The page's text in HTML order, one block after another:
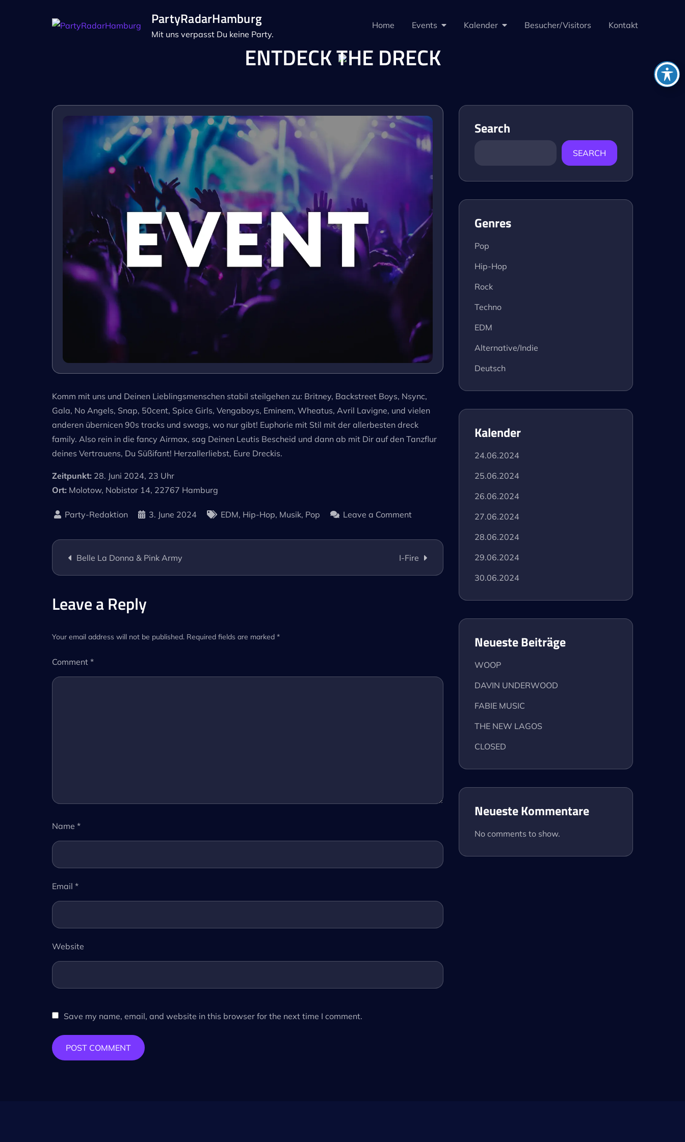
PartyRadarHamburg
Mit uns verpasst Du keine Party.
Home Events Kalender Besucher/Visitors Kontakt
ENTDECK THE DRECK
Komm mit uns und Deinen Lieblingsmenschen stabil steilgehen zu: Britney, Backstreet Boys, Nsync,
Gala, No Angels, Snap, 50cent, Spice Girls, Vengaboys, Eminem, Wheatus, Avril Lavigne, und vielen
anderen übernicen 90s tracks und swags, wo nur gibt! Euphorie mit Stil mit der allerbesten dreck
family. Also rein in die fancy Airmax, sag Deinen Leutis Bescheid und dann ab mit Dir auf den Tanzflur
deines Vertrauens, Du Süßifant! Herzallerliebst, Eure Dreckis.
Zeitpunkt: 28. Juni 2024, 23 Uhr
Ort: Molotow, Nobistor 14, 22767 Hamburg
3. June 2024 EDM, Hip-Hop, Musik, Pop Leave a Commenton
THE
DRECK
Post
navigation
Belle La Donna & Pink Army I-Fire
Leave a Reply
Your email address will not be published. Required fields are marked *
Comment *
Name *
Email *
Website
Save my name, email, and website in this browser for the next time I comment.
Search
SEARCH
Genres
Pop
Hip-Hop
Rock
Techno
EDM
Alternative/Indie
Deutsch
Kalender
24.06.2024
25.06.2024
26.06.2024
27.06.2024
28.06.2024
29.06.2024
30.06.2024
Neueste Beiträge
WOOP
DAVIN UNDERWOOD
FABIE MUSIC
THE NEW LAGOS
CLOSED
Neueste Kommentare
No comments to show.